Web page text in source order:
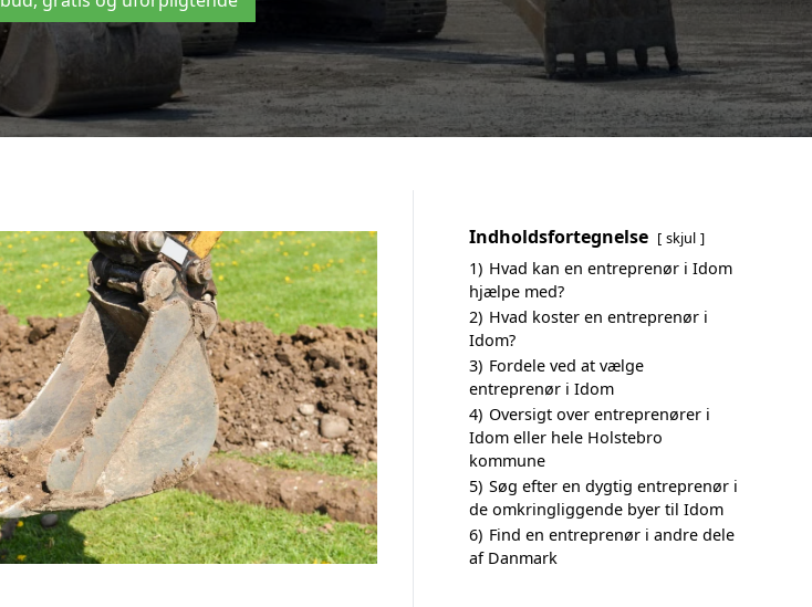
Indholdsfortegnelse skjul
1) Hvad kan en entreprenør i Idom
hjælpe med?
2) Hvad koster en entreprenør i
Idom?
3) Fordele ved at vælge
entreprenør i Idom
4) Oversigt over entreprenører i
Idom eller hele Holstebro
kommune
5) Søg efter en dygtig entreprenør i
de omkringliggende byer til Idom
6) Find en entreprenør i andre dele
af Danmark